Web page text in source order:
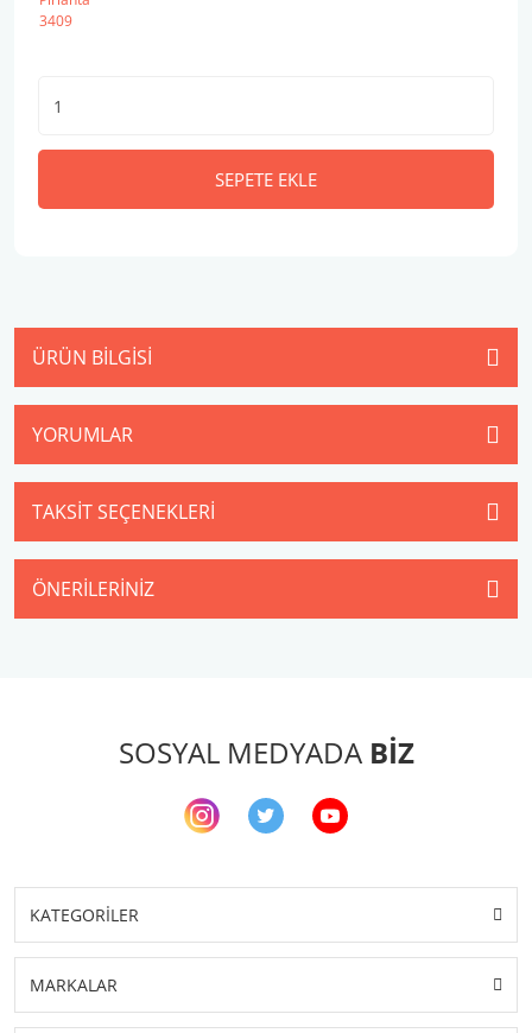
SEPETE EKLE
ÜRÜN BILGISI
YORUMLAR
TAKSIT SEÇENEKLERI
ÖNERILERINIZ
SOSYAL MEDYADA BİZ
KATEGORİLER
MARKALAR